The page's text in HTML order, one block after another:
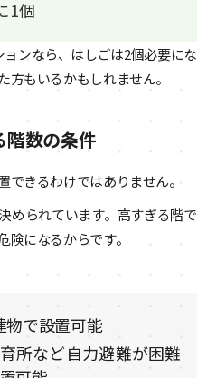
1個
ンなら、はしごは2個必要にな
もいるかもしれません。
階数の条件
できるわけではありません。
められています。高すぎる階で
険になるからです。
物で設置可能
所など自力避難が困難